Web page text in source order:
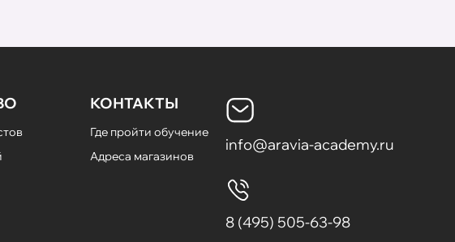
КОНТАКТЫ
Где пройти обучение
Адреса магазинов
info@aravia-academy.ru
8 (495) 505-63-98